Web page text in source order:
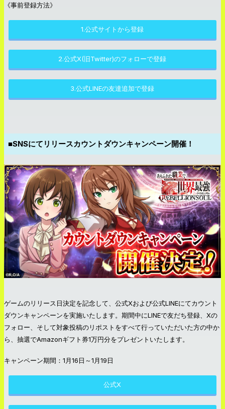
《事前登録方法》
1.公式サイトから登録
2.公式X(旧Twitter)のフォローで登録
3.公式LINEの友達追加で登録
■SNSにてリリースカウントダウンキャンペーン開催！
ゲームのリリース日決定を記念して、公式Xおよび公式LINEにてカウント
ダウンキャンペーンを実施いたします。期間中にLINEで友だち登録、Xの
フォロー、そして対象投稿のリポストをすべて行っていただいた方の中か
ら、抽選でAmazonギフト券1万円分をプレゼントいたします。
キャンペーン期間：1月16日～1月19日
公式X